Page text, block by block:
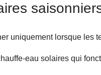
uniquement lorsque les
eau solaires qui